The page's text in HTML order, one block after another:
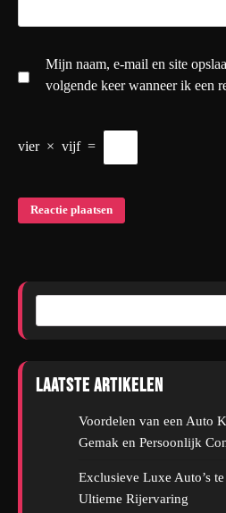
Mijn naam, e-mail en site
volgende keer wanneer ik een
vier × vijf =
Laatste artikelen
Voordelen van een Auto
Gemak en Persoonlijk
Exclusieve Luxe Auto’s
Ultieme Rijervaring